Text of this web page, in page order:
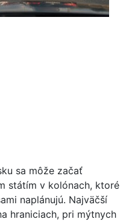
sa môže začať
státím v kolónach, ktoré
naplánujú. Najväčší
hraniciach, pri mýtnych